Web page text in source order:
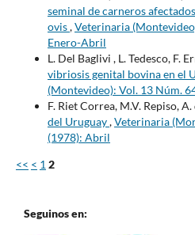
seminal de carneros
ovis,Veterinaria
Enero-Abril
L. Del Baglivi , L. Tedesco, F.
vibriosis genital bovina en el
(Montevideo): Vol. 13 Núm.
F. Riet Correa, M.V. Repiso,
del Uruguay,Veterinaria
(1978): Abril
<< < 1 2
Seguinos en: